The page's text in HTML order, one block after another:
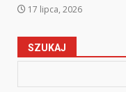
17 lipca, 2026
SZUKAJ